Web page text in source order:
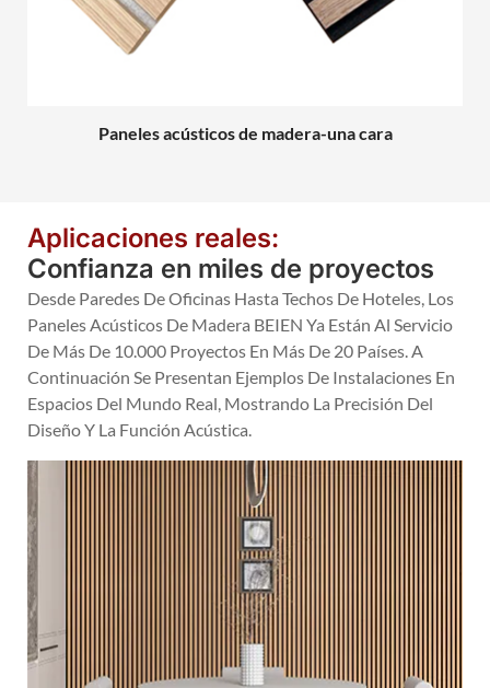
Paneles acústicos de madera-una cara
Aplicaciones reales:
Confianza en miles de proyectos
Desde Paredes De Oficinas Hasta Techos De Hoteles, Los
Paneles Acústicos De Madera BEIEN Ya Están Al Servicio
De Más De 10.000 Proyectos En Más De 20 Países. A
Continuación Se Presentan Ejemplos De Instalaciones En
Espacios Del Mundo Real, Mostrando La Precisión Del
Diseño Y La Función Acústica.